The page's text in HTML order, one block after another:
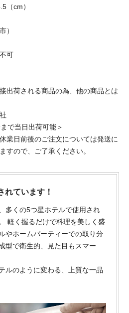
（cm）
）
可
出荷される商品の為、他の商品とは
で当日出荷可能＞
業日前後のご注文については発送に
すので、ご了承ください。
れています！
多くの5つ星ホテルで使用され
軽く握るだけで料理を美しく盛
やホームパーティーでの取り分
型で衛生的、見た目もスマー
ルのように変わる、上質な一品